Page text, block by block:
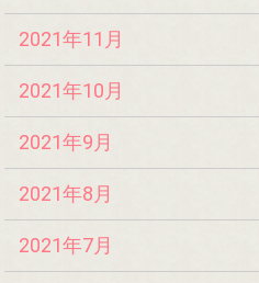
2021年11月
2021年10月
2021年9月
2021年8月
2021年7月